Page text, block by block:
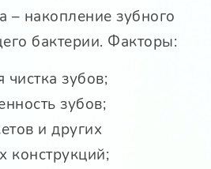
– накопление зубного
бактерии. Факторы:
чистка зубов;
зубов;
и других
конструкций;